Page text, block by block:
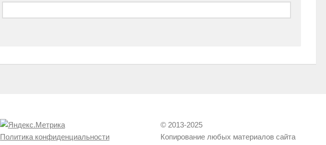
Политика конфиденциальности
© 2013-2025
Копирование любых материалов сайта